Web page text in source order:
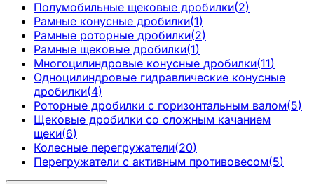
Полумобильные щековые дробилки(2)
Рамные конусные дробилки(1)
Рамные роторные дробилки(2)
Рамные щековые дробилки(1)
Многоцилиндровые конусные дробилки(11)
Одноцилиндровые гидравлические конусные
дробилки(4)
Роторные дробилки с горизонтальным валом(5)
Щековые дробилки со сложным качанием
щеки(6)
Колесные перегружатели(20)
Перегружатели с активным противовесом(5)